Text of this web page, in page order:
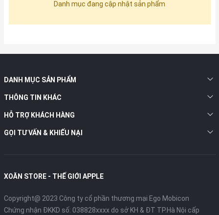
Danh mục đang cập nhật sản phẩm
DANH MỤC SẢN PHẨM
THÔNG TIN KHÁC
HỖ TRỢ KHÁCH HÀNG
GỌI TƯ VẤN & KHIẾU NẠI
XOĂN STORE - THẾ GIỚI APPLE
Copyright@ 2023 Công ty cổ phần thương mại Ego Mobicon
Chứng nhận ĐKKD số: 038828xxxx do sở KH & ĐT TP.Hà Nội cấp